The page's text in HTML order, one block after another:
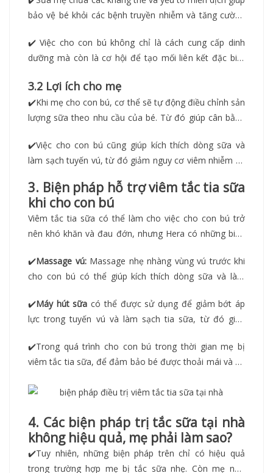
bảo vệ bé khỏi các bệnh truyền nhiễm và tăng cường
✔️ Việc cho con bú không chỉ là cách cung cấp dinh
dưỡng mà còn là cơ hội để tạo mối liên kết đặc biệt
3.2 Lợi ích cho mẹ
✔️Khi mẹ cho con bú, cơ thể sẽ tự động điều chỉnh sản
lượng sữa theo nhu cầu của bé. Từ đó giúp cân bằng
✔️Việc cho con bú cũng giúp kích thích dòng sữa và
làm sạch tuyến vú, từ đó giảm nguy cơ viêm nhiễm và
3. Biện pháp hỗ trợ viêm tắc tia sữa
khi cho con bú
Viêm tắc tia sữa có thể làm cho việc cho con bú trở
nên khó khăn và đau đớn, nhưng Hera có những biện
bớt tình trạng này và vẫn đảm bảo sự thoải mái và an
toàn cho bé.
✔️Massage vú: Massage nhẹ nhàng vùng vú trước khi
cho con bú có thể giúp kích thích dòng sữa và làm
nhàng từ phía xa vú hướng về phía tử cung để giúp sữa
dễ dàng thoát ra.
✔️Máy hút sữa có thể được sử dụng để giảm bớt áp
lực trong tuyến vú và làm sạch tia sữa, từ đó giúp
bú diễn ra suôn sẻ.
✔️Trong quá trình cho con bú trong thời gian mẹ bị
viêm tắc tia sữa, để đảm bảo bé được thoải mái và an
đảm bảo bé có đủ không gian để hít sâu và ngậm hết
và đang bú đúng cách không.
4. Các biện pháp trị tắc sữa tại nhà
không hiệu quả, mẹ phải làm sao?
✔️Tuy nhiên, những biện pháp trên chỉ có hiệu quả
trong trường hợp mẹ bị tắc sữa nhẹ. Còn mẹ nào